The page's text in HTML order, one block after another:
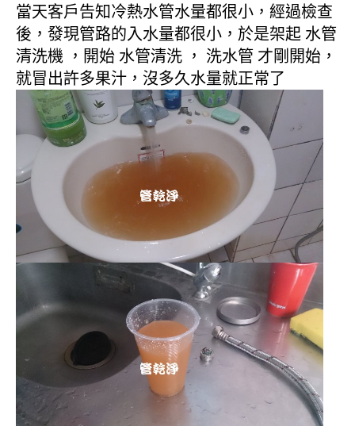
當天客戶告知冷熱水管水量都很小，經過檢查
後，發現管路的入水量都很小，於是架起 水管
清洗機 ，開始 水管清洗 ， 洗水管 才剛開始，
就冒出許多果汁，沒多久水量就正常了